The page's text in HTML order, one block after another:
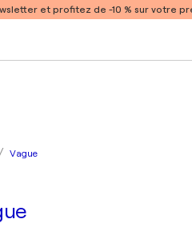
et profitez de -10 % sur votre
Vague